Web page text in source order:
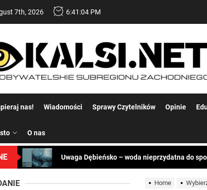
7th, 2026 6:41:05 PM
nas! Wiadomości Sprawy Czytelników Opinie
O nas
Dość komentowania kolejnych afer w
Koper
Ilu mieszkańców ma Rybnik?
Dość komentowania kolejnych afer w
Home